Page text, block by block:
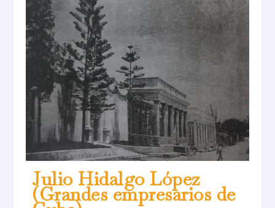
Julio Hidalgo López
(Grandes empresarios de